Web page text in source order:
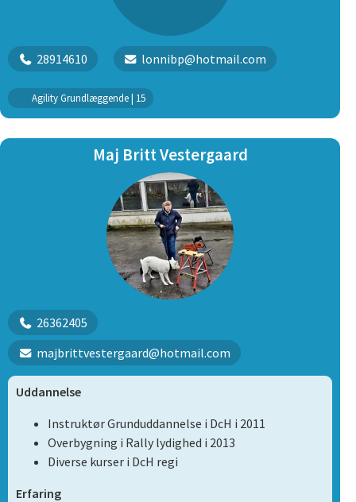
28914610 lonnibp@hotmail.com
Agility Grundlæggende | 15
Maj Britt Vestergaard
26362405
majbrittvestergaard@hotmail.com
Uddannelse
Instruktør Grunduddannelse i DcH i 2011
Overbygning i Rally lydighed i 2013
Diverse kurser i DcH regi
Erfaring